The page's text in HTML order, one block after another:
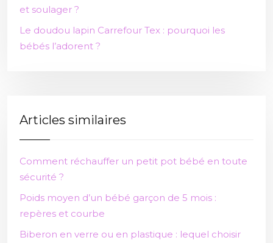
et soulager ?
Le doudou lapin Carrefour Tex : pourquoi les
bébés l’adorent ?
Articles similaires
Comment réchauffer un petit pot bébé en toute
sécurité ?
Poids moyen d’un bébé garçon de 5 mois :
repères et courbe
Biberon en verre ou en plastique : lequel choisir